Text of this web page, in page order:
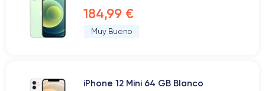
184,99 €
Muy Bueno
iPhone 12 Mini 64 GB Blanco